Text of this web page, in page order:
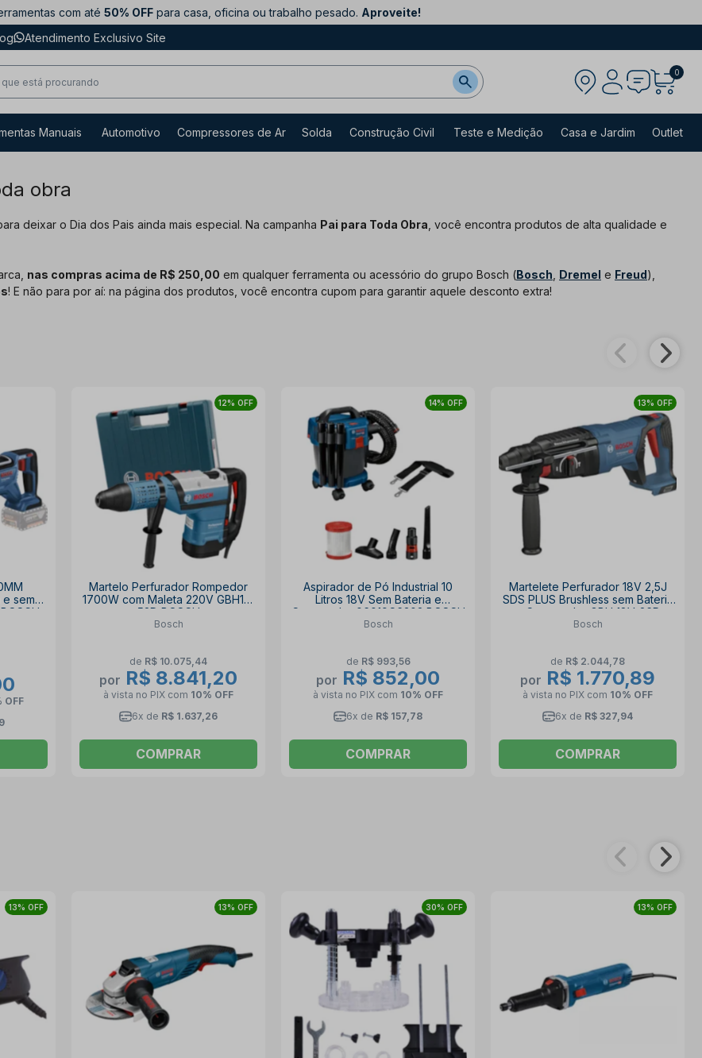
com até 50% OFF para casa, oficina ou trabalho pesado. Aproveite!
Atendimento Exclusivo Site
0
Manuais Automotivo Compressores de Ar Solda Construção Civil Teste e Medição Casa e Jardim Outlet
obra
deixar o Dia dos Pais ainda mais especial. Na campanha Pai para Toda Obra , você encontra produtos de alta qualidade e
nas compras acima de R$ 250,00 em qualquer ferramenta ou acessório do grupo Bosch (Bosch Dremel e Freud),
! E não para por aí: na página dos produtos, você encontra cupom para garantir aquele desconto extra!
e sem
OFF
12% OFF
Martelo Perfurador Rompedor
1700W com Maleta 220V GBH12-
52D BOSCH
Bosch
de R$ 10.075,44
por R$ 8.841,20
à vista no PIX com 10% OFF
6x de R$ 1.637,26
COMPRAR
14% OFF
Aspirador de Pó Industrial 10
Litros 18V Sem Bateria e
Carregador 06019C6302 BOSCH
Bosch
de R$ 993,56
por R$ 852,00
à vista no PIX com 10% OFF
6x de R$ 157,78
COMPRAR
13% OFF
Martelete Perfurador 18V 2,5J
SDS PLUS Brushless sem Bateria
e Carregador GBH 18V-26D
BOSCH
Bosch
de R$ 2.044,78
por R$ 1.770,89
à vista no PIX com 10% OFF
6x de R$ 327,94
COMPRAR
13% OFF 13% OFF 30% OFF 13% OFF